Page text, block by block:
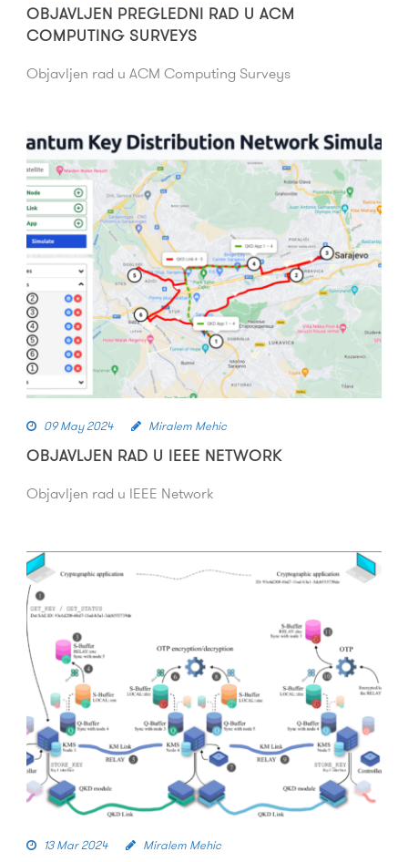
OBJAVLJEN PREGLEDNI RAD U ACM
COMPUTING SURVEYS
Objavljen rad u ACM Computing Surveys
09 May 2024 Miralem Mehic
OBJAVLJEN RAD U IEEE NETWORK
Objavljen rad u IEEE Network
13 Mar 2024 Miralem Mehic